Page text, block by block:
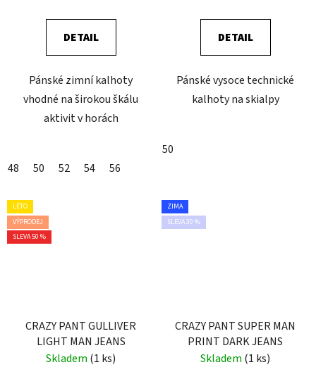
DETAIL
Pánské zimní kalhoty
vhodné na širokou škálu
aktivit v horách
48 50 52 54 56
DETAIL
Pánské vysoce technické
kalhoty na skialpy
50
LÉTO
VÝPRODEJ
SLEVA 50 %
CRAZY PANT GULLIVER
LIGHT MAN JEANS
Skladem (1 ks)
ZIMA
SLEVA 30 %
CRAZY PANT SUPER MAN
PRINT DARK JEANS
Skladem (1 ks)